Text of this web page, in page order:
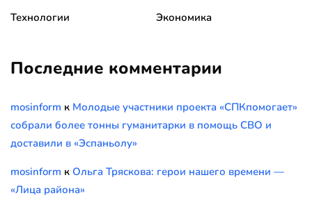
Технологии
Экономика
Последние комментарии
mosinform к Молодые участники проекта «СПКпомогает»
собрали более тонны гуманитарки в помощь СВО и
доставили в «Эспаньолу»
mosinform к Ольга Тряскова: герои нашего времени —
«Лица района»